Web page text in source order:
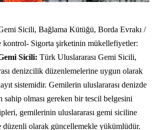
Sicili, Bağlama Kütüğü, Borda Evrakı /
kontrol- Sigorta şirketinin mükellefiyetler:
Sicili: Türk Uluslararası Gemi Sicili,
denizcilik düzenlemelerine uygun olarak
sistemidir. Gemilerin uluslararası denizde
olması gereken bir tescil belgesini
gemilerinin uluslararası gemi siciline
düzenli olarak güncellemekle yükümlüdür.